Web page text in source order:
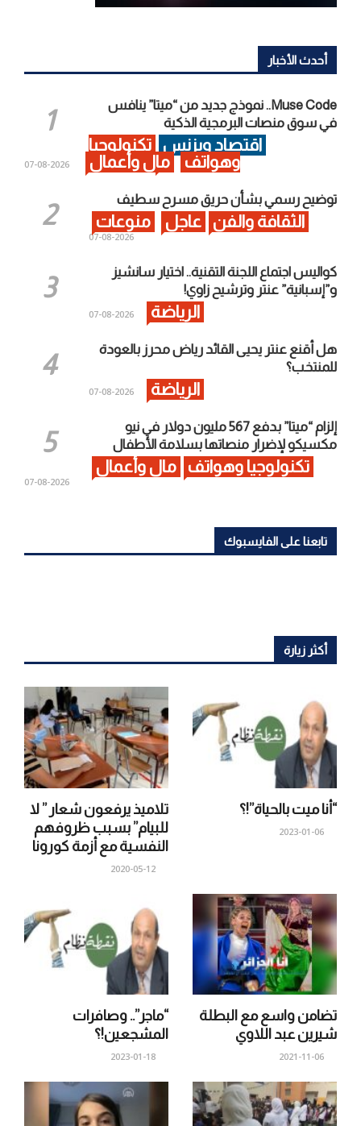
أحدث الأخبار
Muse Code.. نموذج جديد من “ميتا” ينافس
في سوق منصات البرمجية الذكية
اقتصاد وبزنس
تكنولوجيا
وهواتف
مال وأعمال 2026-08-07
توضيح رسمي بشأن حريق مسرح سطيف
الثقافة والفن عاجل منوعات
2026-08-07
كواليس اجتماع اللجنة التقنية.. اختيار سانشيز
و”إسبانية” عنتر وترشيح زاوي!
الرياضة 2026-08-07
هل أقنع عنتر يحيى القائد رياض محرز بالعودة
للمنتخب؟
الرياضة 2026-08-07
إلزام “ميتا” بدفع 567 مليون دولار في نيو
مكسيكو لإضرار منصاتها بسلامة الأطفال
تكنولوجيا وهواتف مال وأعمال
2026-08-07
تابعنا على الفايسبوك
أكثر زيارة
تلاميذ يرفعون شعار ” لا
للبيام” بسبب ظروفهم
النفسية مع أزمة كورونا
2020-05-12
“أنا ميت بالحياة”!؟
2023-01-06
“ماجر”.. وصافرات
المشجعين!؟
2023-01-18
تضامن واسع مع البطلة
شيرين عبد اللاوي
2021-11-06